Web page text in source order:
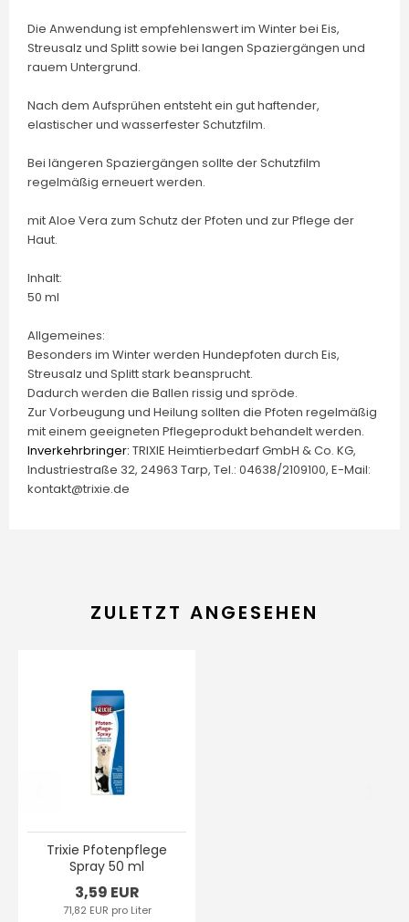
Die Anwendung ist empfehlenswert im Winter bei Eis,
Streusalz und Splitt sowie bei langen Spaziergängen und
rauem Untergrund.
Nach dem Aufsprühen entsteht ein gut haftender,
elastischer und wasserfester Schutzfilm.
Bei längeren Spaziergängen sollte der Schutzfilm
regelmäßig erneuert werden.
mit Aloe Vera zum Schutz der Pfoten und zur Pflege der
Haut.
Inhalt:
50 ml
Allgemeines:
Besonders im Winter werden Hundepfoten durch Eis,
Streusalz und Splitt stark beansprucht.
Dadurch werden die Ballen rissig und spröde.
Zur Vorbeugung und Heilung sollten die Pfoten regelmäßig
mit einem geeigneten Pflegeprodukt behandelt werden.
Inverkehrbringer: TRIXIE Heimtierbedarf GmbH & Co. KG,
Industriestraße 32, 24963 Tarp, Tel.: 04638/2109100, E-Mail:
kontakt@trixie.de
ZULETZT ANGESEHEN
Trixie Pfotenpflege
Spray 50 ml
3,59 EUR
71,82 EUR pro Liter